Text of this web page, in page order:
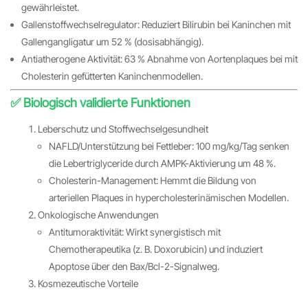
gewährleistet.
Gallenstoffwechselregulator: Reduziert Bilirubin bei Kaninchen mit
Gallengangligatur um 52 % (dosisabhängig).
Antiatherogene Aktivität: 63 % Abnahme von Aortenplaques bei mit
Cholesterin gefütterten Kaninchenmodellen.
✅ Biologisch validierte Funktionen
Leberschutz und Stoffwechselgesundheit
NAFLD/Unterstützung bei Fettleber: 100 mg/kg/Tag senken
die Lebertriglyceride durch AMPK-Aktivierung um 48 %.
Cholesterin-Management: Hemmt die Bildung von
arteriellen Plaques in hypercholesterinämischen Modellen.
Onkologische Anwendungen
Antitumoraktivität: Wirkt synergistisch mit
Chemotherapeutika (z. B. Doxorubicin) und induziert
Apoptose über den Bax/Bcl-2-Signalweg.
Kosmezeutische Vorteile